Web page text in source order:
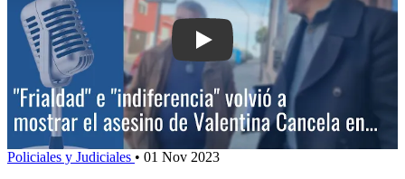
Play: "Frialdad" e "indiferencia" volvió
Policiales y Judiciales • 01 Nov 2023